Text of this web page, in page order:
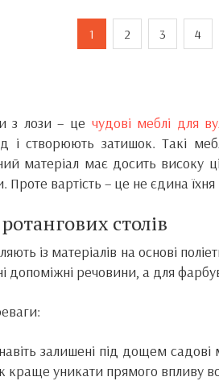
1 2 3 4
з лози – це чудові меблі для
і створюють затишок. Такі
матеріал має досить високу
Проте вартість – це не єдина
столів
із матеріалів на основі
допоміжні речовини, а для
залишені під дощем садові
краще уникати прямого впливу